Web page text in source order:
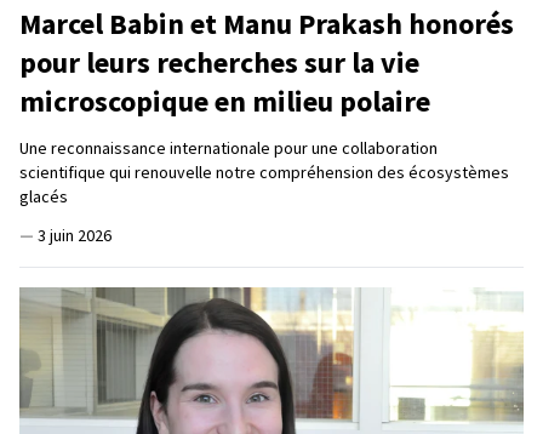
Marcel Babin et Manu Prakash honorés
pour leurs recherches sur la vie
microscopique en milieu polaire
Une reconnaissance internationale pour une collaboration
scientifique qui renouvelle notre compréhension des écosystèmes
glacés
— 3 juin 2026